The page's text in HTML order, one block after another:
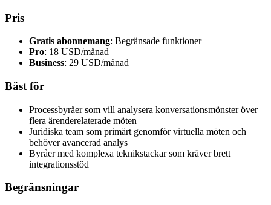
Pris
Gratis abonnemang: Begränsade funktioner
Pro: 18 USD/månad
Business: 29 USD/månad
Bäst för
Processbyråer som vill analysera konversationsmönster över
flera ärenderelaterade möten
Juridiska team som primärt genomför virtuella möten och
behöver avancerad analys
Byråer med komplexa teknikstackar som kräver brett
integrationsstöd
Begränsningar